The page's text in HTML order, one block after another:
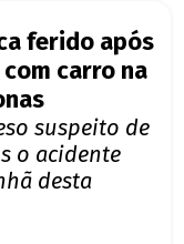
ferido após
carro na
suspeito de
o acidente
desta